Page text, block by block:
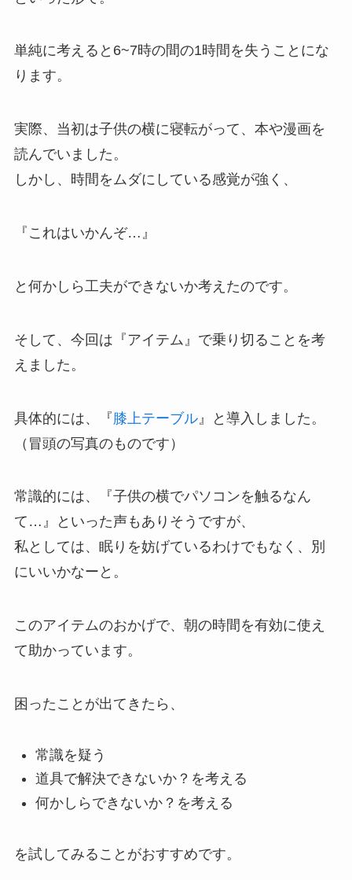
単純に考えると6~7時の間の1時間を失うことにな
ります。
実際、当初は子供の横に寝転がって、本や漫画を
読んでいました。
しかし、時間をムダにしている感覚が強く、
『これはいかんぞ…』
と何かしら工夫ができないか考えたのです。
そして、今回は『アイテム』で乗り切ることを考
えました。
具体的には、『膝上テーブル』と導入しました。
（冒頭の写真のものです）
常識的には、『子供の横でパソコンを触るなん
て…』といった声もありそうですが、
私としては、眠りを妨げているわけでもなく、別
にいいかなーと。
このアイテムのおかげで、朝の時間を有効に使え
て助かっています。
困ったことが出てきたら、
常識を疑う
道具で解決できないか？を考える
何かしらできないか？を考える
を試してみることがおすすめです。